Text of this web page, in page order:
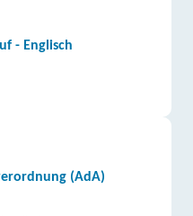
|
5, 95448
- Englisch
(AdA)